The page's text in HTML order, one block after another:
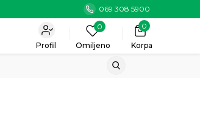
069 308 5900
Korpa
0
0
Omiljeno
Profil